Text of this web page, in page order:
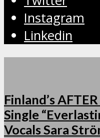
Instagram
Linkedin
Finland’s
Single
Vocals Sara